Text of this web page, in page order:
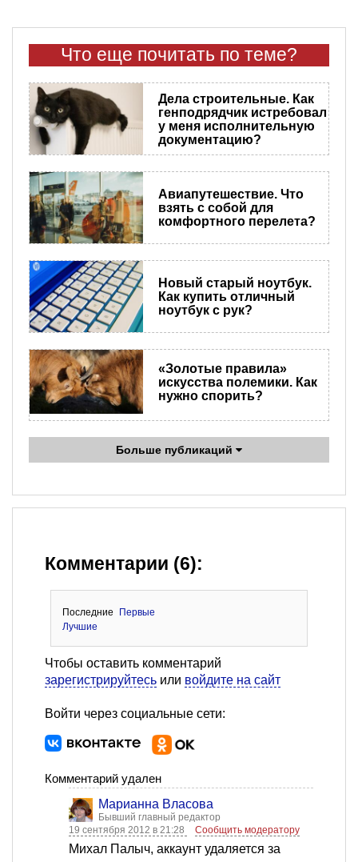
Что еще почитать по теме?
Дела строительные. Как
генподрядчик истребовал
у меня исполнительную
документацию?
Авиапутешествие. Что
взять с собой для
комфортного перелета?
Новый старый ноутбук.
Как купить отличный
ноутбук с рук?
«Золотые правила»
искусства полемики. Как
нужно спорить?
Больше публикаций
Комментарии (6):
Последние
Первые
Лучшие
Чтобы оставить комментарий
зарегистрируйтесь или войдите на сайт
Войти через социальные сети:
Комментарий удален
Марианна Власова
Бывший главный редактор
19 сентября 2012 в 21:28
Сообщить модератору
Михал Палыч, аккаунт удаляется за